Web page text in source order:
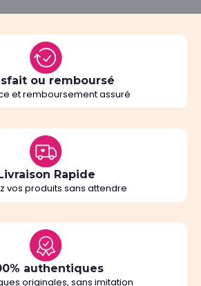
ou remboursé
et remboursement assuré
Rapide
vos produits sans attendre
authentiques
originales, sans imitation